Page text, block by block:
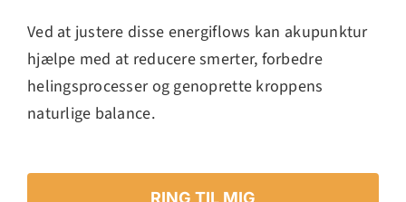
Ved at justere disse energiflows kan akupunktur
hjælpe med at reducere smerter, forbedre
helingsprocesser og genoprette kroppens
naturlige balance.